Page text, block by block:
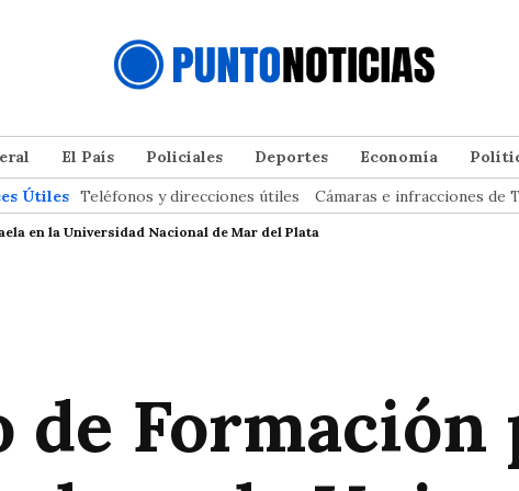
El País Policiales Deportes Economía
Útiles Teléfonos y direcciones útiles Cámaras e infracciones de
en la Universidad Nacional de Mar del Plata
de